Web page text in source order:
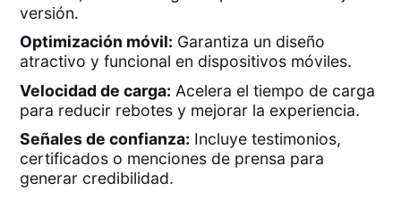
versión.
Optimización móvil: Garantiza un diseño
atractivo y funcional en dispositivos móviles.
Velocidad de carga: Acelera el tiempo de carga
para reducir rebotes y mejorar la experiencia.
Señales de confianza: Incluye testimonios,
certificados o menciones de prensa para
generar credibilidad.